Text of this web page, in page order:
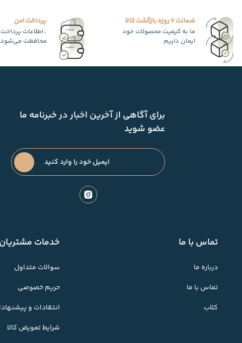
ضمانت 7 روزه بازگشت کالا
ما به کیفیت محصولات خود
ایمان داریم
پرداخت امن
، اطلاعات
محافظت
برای آگاهی از آخرین اخبار در خبرنامه ما
عضو شوید
تماس با ما
درباره ما
تماس با ما
کلاب
خدمات مشتریان
سوالات متداول
حریم خصوصی
انتقادات و
شرایط تعویض کالا